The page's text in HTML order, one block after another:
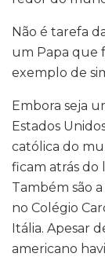
Não é tarefa
um Papa que
exemplo de
Embora seja
Estados
católica do
ficam atrás do
Também são
no Colégio
Itália. Apesar
americano